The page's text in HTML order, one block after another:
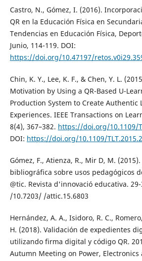
Castro, N., Gómez, I. (2016).
QR en la Educación Física en
Tendencias en Educación Física,
Junio, 114-119. DOI:
https://doi.org/10.47197/
Chin, K. Y., Lee, K. F., & Chen, Y. L.
Motivation by Using a QR-Based U-
Production System to Create Authentic
Experiences. IEEE Transactions on
8(4), 367–382. https://doi.org/10.1109/
DOI: https://doi.org/10.1109/
Gómez, F., Atienza, R., Mir D, M.
bibliográfica sobre usos pedagógicos
@tic. Revista d'innovació educativa.
/10.7203/ /attic.15.6803
Hernández, A. A., Isidoro, R. C.,
H. (2018). Validación de expedientes
utilizando firma digital y código QR.
Autumn Meeting on Power,